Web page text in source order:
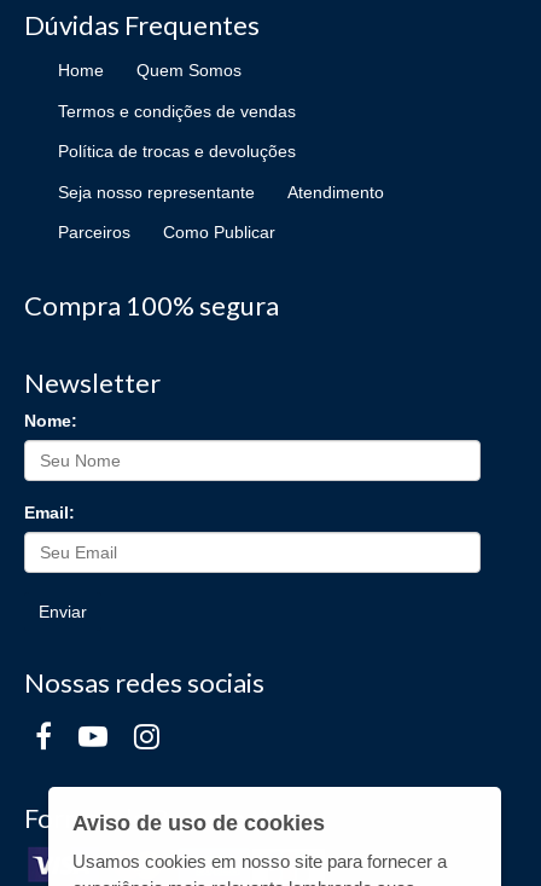
Dúvidas Frequentes
Home Quem Somos
Termos e condições de vendas
Política de trocas e devoluções
Seja nosso representante Atendimento
Parceiros Como Publicar
Compra 100% segura
Newsletter
Nome:
Email:
Enviar
Nossas redes sociais
Formas de Pagamento
Aviso de uso de cookies
Usamos cookies em nosso site para fornecer a